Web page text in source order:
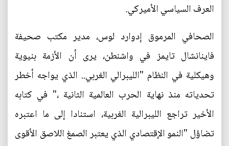
العرف السياسي الأميركي.
الصحافي المرموق إدوارد لوس، مدير مكتب صحيفة
فاينانشال تايمز في واشنطن، يرى أن الأزمة بنيوية
وهيكلية في النظام "الليبرالي الغربي.. الذي يواجه أخطر
تحدياته منذ نهاية الحرب العالمية الثانية ،" في كتابه
الأخير تراجع الليبرالية الغربية، استنادا إلى ما اعتبره
تضاؤل "النمو الإقتصادي الذي يعتبر الصمغ اللاصق الأقوى